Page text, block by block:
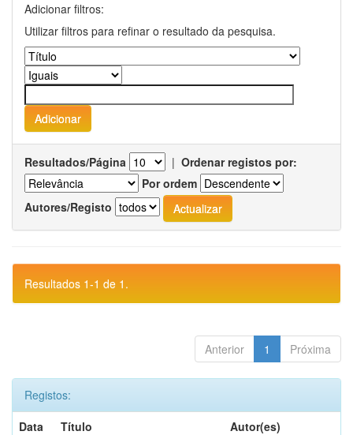
Adicionar filtros:
Utilizar filtros para refinar o resultado da pesquisa.
Resultados/Página | Ordenar registos por:
Por ordem
Autores/Registo
Resultados 1-1 de 1.
Anterior 1 Próxima
Registos:
Data
Título
Autor(es)